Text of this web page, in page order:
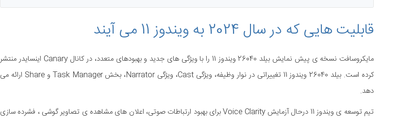
قابلیت هایی که در سال 2024 به ویندوز 11 می آیند
مایکروسافت نسخه ی پیش نمایش بیلد 26040 ویندوز 11 را با ویژگی های جدید و بهبودهای متعدد، در کانال Canary اینسایدر منتشر
کرده است. بیلد 26040 ویندوز 11 تغییراتی در نوار وظیفه، ویژگی Cast، ویژگی Narrator، بخش Task Manager و Share ارائه می
دهد.
تیم توسعه ی ویندوز 11 درحال آزمایش Voice Clarity برای بهبود ارتباطات صوتی، اعلان های مشاهده ی تصاویر گوشی ، فشرده سازی